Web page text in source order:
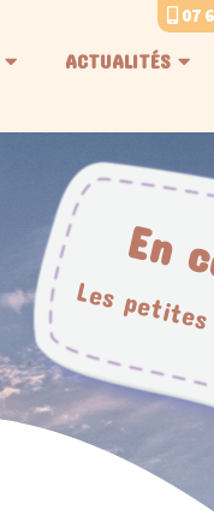
07
ACTUALITÉS
En
Les